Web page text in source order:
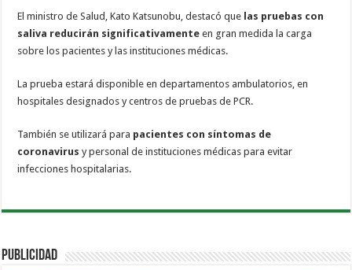
El ministro de Salud, Kato Katsunobu, destacó que las pruebas con
saliva reducirán significativamente en gran medida la carga
sobre los pacientes y las instituciones médicas.
La prueba estará disponible en departamentos ambulatorios, en
hospitales designados y centros de pruebas de PCR.
También se utilizará para pacientes con síntomas de
coronavirus y personal de instituciones médicas para evitar
infecciones hospitalarias.
PUBLICIDAD